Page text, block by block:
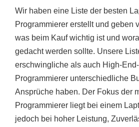
Wir haben eine Liste der besten
Programmierer erstellt und geben
was beim Kauf wichtig ist und
gedacht werden sollte. Unsere
erschwingliche als auch High-
Programmierer unterschiedliche
Ansprüche haben. Der Fokus der
Programmierer liegt bei einem
jedoch bei hoher Leistung,